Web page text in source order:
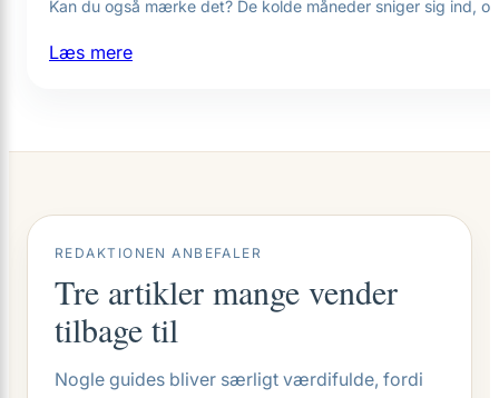
Kan du også mærke det? De kolde måneder sniger sig
Læs mere:
trin
for
trin
REDAKTIONEN ANBEFALER
Tre artikler mange vender
tilbage til
Nogle guides bliver særligt værdifulde, fordi